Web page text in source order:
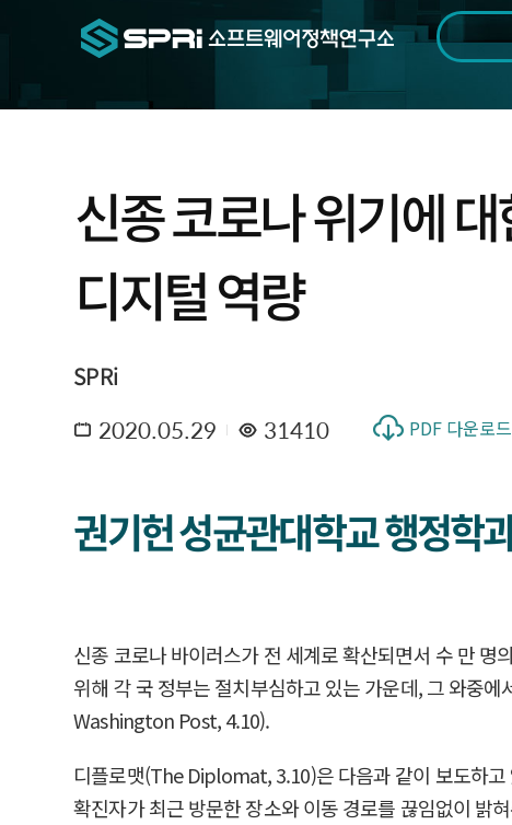
기간 전체
신종 코로나 위기에
디지털 역량
SPRi
2020.05.29 31410 PDF 다운로드
권기헌 성균관대학교 행정
신종 코로나 바이러스가 전 세계로 확산되면서 수 만
위해 각 국 정부는 절치부심하고 있는 가운데, 그 와중
Washington Post, 4.10).
디플로맷(The Diplomat, 3.10)은 다음과 같이 보도하고
확진자가 최근 방문한 장소와 이동 경로를 끊임없이 밝